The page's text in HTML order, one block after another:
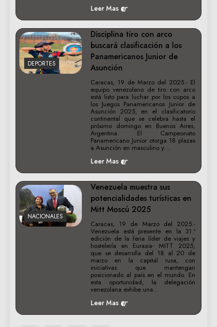
Leer Mas
DEPORTES
Disciplina tiro con arco
buscará clasificación a los
Panamericanos Junior de
Asunción
Caracas, 19 de Marzo del 2025.- El
equipo venezolano de tiro con arco
está listo para luchar por los cupos a
los Juegos Panamericanos Junior de
Asunción 2025, en el clasificatorio
continental que se celebra hasta el
próximo domingo en Buenos Aires,
Argentina. El Campeonato
Panamericano Junior otorga 18 plazas
a Asunción en masculino y…
Leer Mas
NACIONALES
Venezuela muestra sus
potencialidades turísticas en
Mitt Moscú 2025
Caracas, 19 de Marzo del 2025.-
Venezuela está presente en la 31.ª
edición de la feria líder de viajes y
hostelería en Eurasia- MITT 2025,
que se desarrolla del 18 al 20 de
marzo en la capital rusa, con
iniciativas que mantengan
posicionado al país en el mundo. En
esta oportunidad, la delegación
venezolana exhibe una…
Leer Mas